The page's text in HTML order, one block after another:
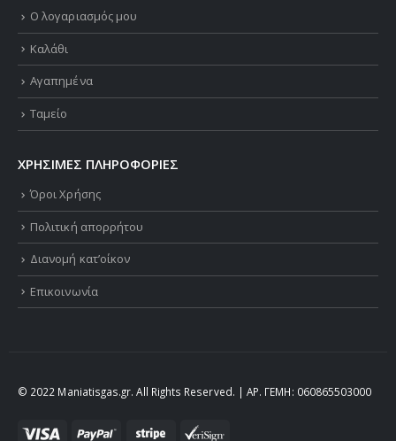
Ο λογαριασμός μου
Καλάθι
Αγαπημένα
Ταμείο
ΧΡΗΣΙΜΕΣ ΠΛΗΡΟΦΟΡΙΕΣ
Όροι Χρήσης
Πολιτική απορρήτου
Διανομή κατ’οίκον
Επικοινωνία
© 2022 Maniatisgas.gr. All Rights Reserved. | ΑΡ. ΓΕΜΗ: 060865503000